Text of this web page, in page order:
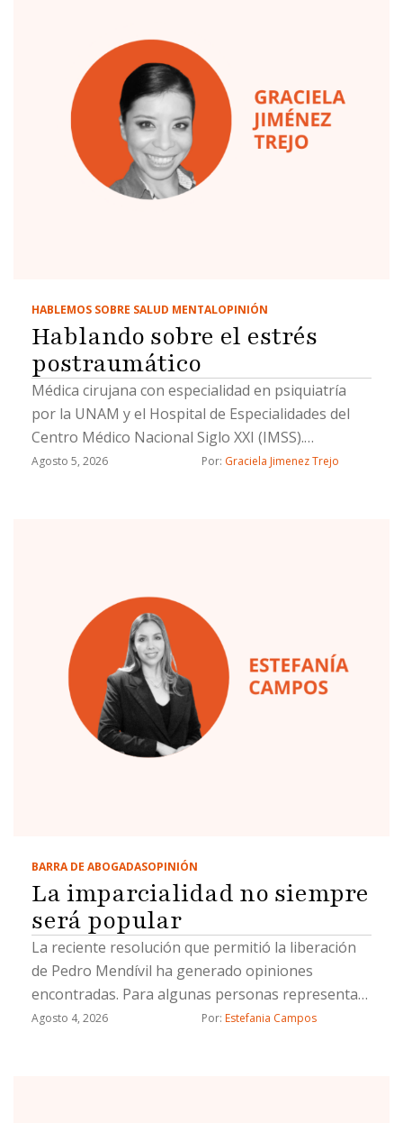
HABLEMOS SOBRE SALUD MENTALOPINIÓN
Hablando sobre el estrés
postraumático
Médica cirujana con especialidad en psiquiatría
por la UNAM y el Hospital de Especialidades del
Centro Médico Nacional Siglo XXI (IMSS).
Certificada por el Consejo Mexicano de Psiquiatría.
Agosto 5, 2026 Por: Graciela Jimenez Trejo
BARRA DE ABOGADASOPINIÓN
La imparcialidad no siempre
será popular
La reciente resolución que permitió la liberación
de Pedro Mendívil ha generado opiniones
encontradas. Para algunas personas representa
una decisión equivocada; para otras, una muestra
Agosto 4, 2026 Por: Estefania Campos